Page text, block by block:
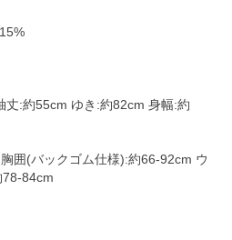
:約55cm ゆき:約82cm 身幅:約
囲(バックゴム仕様):約66-92cm ウ
84cm